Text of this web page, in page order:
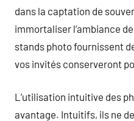
dans la captation de
immortaliser l’ambiance
stands photo fournissent
vos invités conserveront
L’utilisation intuitive des
avantage. Intuitifs, ils ne